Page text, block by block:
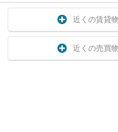
近くの賃貸
近くの売買